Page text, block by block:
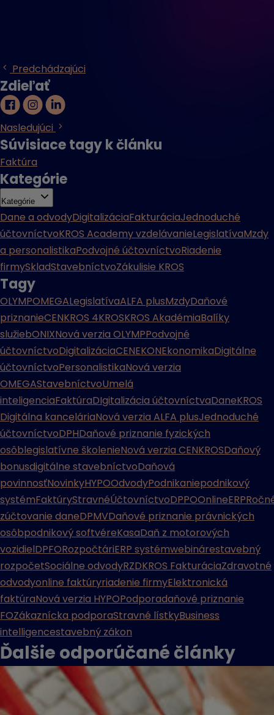
Predchádzajúci
Zdieľať
Nasledujúci
Súvisiace tagy k článku
Faktúra
Kategórie
Kategórie
Dane a odvodyDigitalizáciaFakturáciaJednoduché
účtovníctvoKROS Academy vzdelávanieLegislatívaMzdy
a personalistikaPodvojné účtovníctvoRiadenie
firmySkladStavebníctvoZákulisie KROS
Tagy
OLYMPOMEGALegislatívaALFA plusMzdyDaňové
priznanieCENKROS 4KROSKROS AkadémiaBalíky
služiebONIXNová verzia OLYMPPodvojné
účtovníctvoDigitalizáciaCENEKONEkonomikaDigitálne
účtovníctvoPersonalistikaNová verzia
OMEGAStavebníctvoUmelá
inteligenciaFaktúraDIgitalizácia účtovníctvaDaneKROS
Digitálna kanceláriaNová verzia ALFA plusJednoduché
účtovníctvoDPHDaňové priznanie fyzických
osôblegislatívne školenieNová verzia CENKROSDaňový
bonusdigitálne stavebníctvoDaňová
povinnosťNovinkyHYPOOdvodyPodnikaniepodnikový
systémFaktúryStravnéÚčtovníctvoDPPOOnlineERP
zúčtovanie daneDPMVDaňové priznanie právnických
osôbpodnikový softvéreKasaDaň z motorových
vozidielDPFORozpočtáriERP systémwebinárestavebný
rozpočetSociálne odvodyRZDKROS FakturáciaZdravotné
odvodyonline faktúryriadenie firmyElektronická
faktúraNová verzia HYPOPodporadaňové priznanie
FOZákaznícka podporaStravné lístkyBusiness
intelligencestavebný zákon
Ďalšie odporúčané články